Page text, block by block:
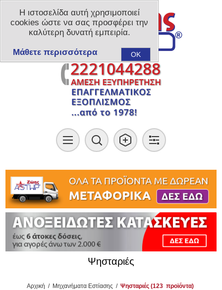
Ψησταριές
Αρχική / Μηχανήματα Εστίασης / Ψησταριές (123 προϊόντα)
Η ιστοσελίδα αυτή χρησιμοποιεί
cookies ώστε να σας προσφέρει την
καλύτερη δυνατή εμπειρία.
OK
Μάθετε περισσότερα